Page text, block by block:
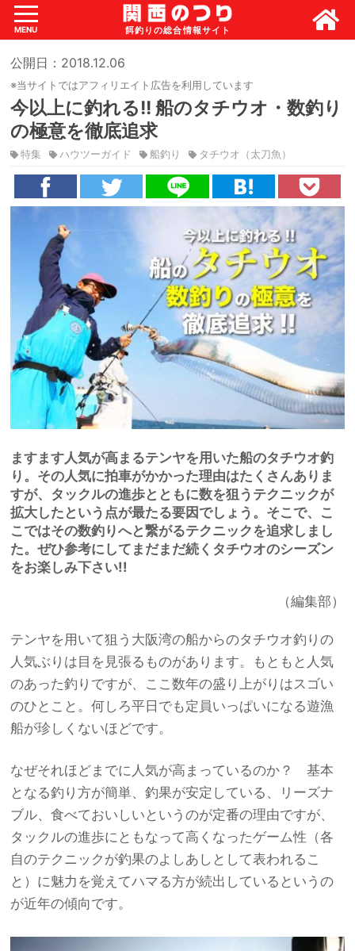
MENU
公開日：2018.12.06
※当サイトではアフィリエイト広告を利用しています
今以上に釣れる!! 船のタチウオ・数釣り
の極意を徹底追求
特集 ハウツーガイド 船釣り タチウオ（太刀魚）
ますます人気が高まるテンヤを用いた船のタチウオ釣
り。その人気に拍車がかかった理由はたくさんありま
すが、タックルの進歩とともに数を狙うテクニックが
拡大したという点が最たる要因でしょう。そこで、こ
こではその数釣りへと繋がるテクニックを追求しまし
た。ぜひ参考にしてまだまだ続くタチウオのシーズン
をお楽しみ下さい!!
（編集部）
テンヤを用いて狙う大阪湾の船からのタチウオ釣りの
人気ぶりは目を見張るものがあります。もともと人気
のあった釣りですが、ここ数年の盛り上がりはスゴい
のひとこと。何しろ平日でも定員いっぱいになる遊漁
船が珍しくないほどです。
なぜそれほどまでに人気が高まっているのか？ 基本
となる釣り方が簡単、釣果が安定している、リーズナ
ブル、食べておいしいというのが定番の理由ですが、
タックルの進歩にともなって高くなったゲーム性（各
自のテクニックが釣果のよしあしとして表われるこ
と）に魅力を覚えてハマる方が続出しているというの
が近年の傾向です。